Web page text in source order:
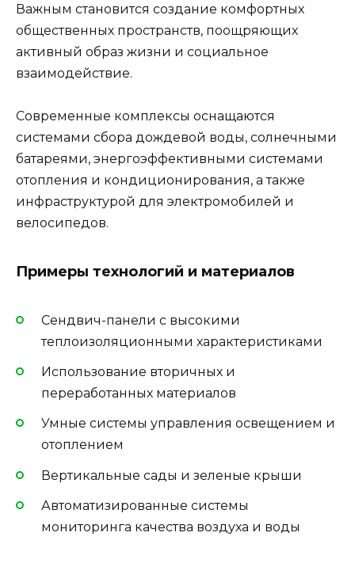
Важным становится создание комфортных
общественных пространств, поощряющих
активный образ жизни и социальное
взаимодействие.
Современные комплексы оснащаются
системами сбора дождевой воды, солнечными
батареями, энергоэффективными системами
отопления и кондиционирования, а также
инфраструктурой для электромобилей и
велосипедов.
Примеры технологий и материалов
Сендвич-панели с высокими
теплоизоляционными характеристиками
Использование вторичных и
переработанных материалов
Умные системы управления освещением и
отоплением
Вертикальные сады и зеленые крыши
Автоматизированные системы
мониторинга качества воздуха и воды